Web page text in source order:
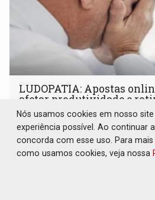
LUDOPATIA: Apostas
afetar produtividade e
Brasil e Mundo 08 de Agosto
Entre os sinais de alerta estão
de produtividade, dificuldade de
Nós usamos cookies em nosso
experiência possível. Ao continuar
concorda com esse uso. Para
como usamos cookies, veja nossa